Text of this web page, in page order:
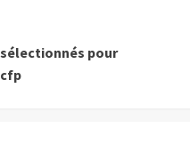
pour